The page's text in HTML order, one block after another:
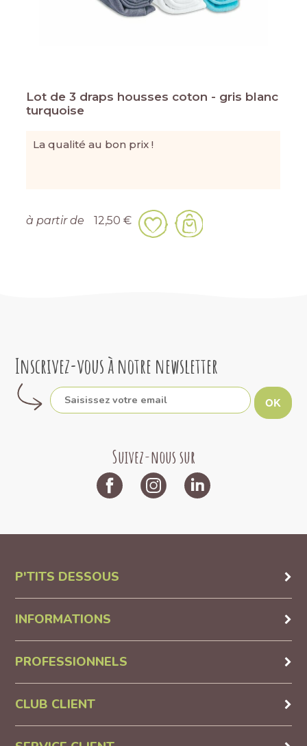
Lot de 3 draps housses coton - gris blanc
turquoise
La qualité au bon prix !
à partir de 12,50 €
Inscrivez-vous à notre newsletter
OK
Suivez-nous sur
P'TITS DESSOUS
INFORMATIONS
PROFESSIONNELS
CLUB CLIENT